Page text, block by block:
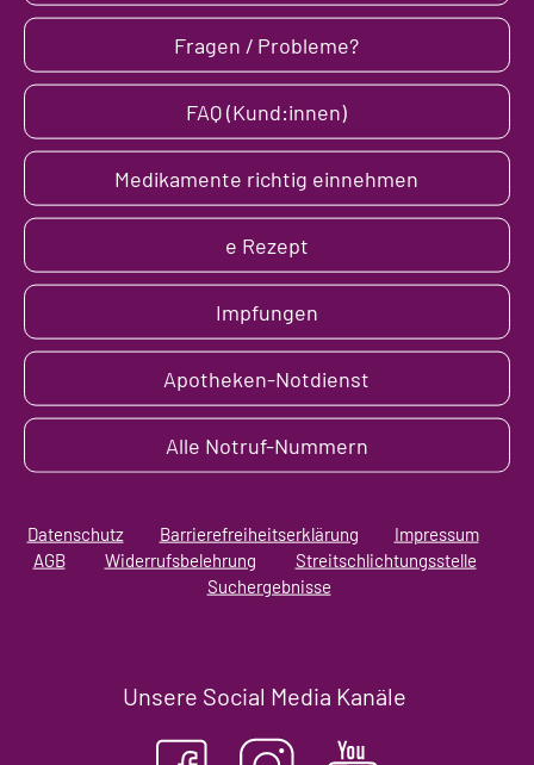
Fragen / Probleme?
FAQ (Kund:innen)
Medikamente richtig einnehmen
e Rezept
Impfungen
Apotheken-Notdienst
Alle Notruf-Nummern
Datenschutz Barrierefreiheitserklärung
Impressum
AGB
Widerrufsbelehrung
Streitschlichtungsstelle
Suchergebnisse
Unsere Social Media Kanäle